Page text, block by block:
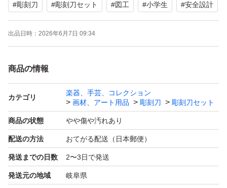
【商品の状態】目立った傷や汚れなし
#彫刻刀 #彫刻刀セット #図工 #小学生 #安全設計
出品日時： 2026年6月7日 09:34
商品の情報
カテゴリ
楽器、手芸、コレクション
画材、アート用品
彫刻刀 彫刻刀セット
商品の状態 やや傷や汚れあり
配送の方法 おてがる配送（日本郵便）
発送までの日数 2〜3日で発送
発送元の地域 岐阜県